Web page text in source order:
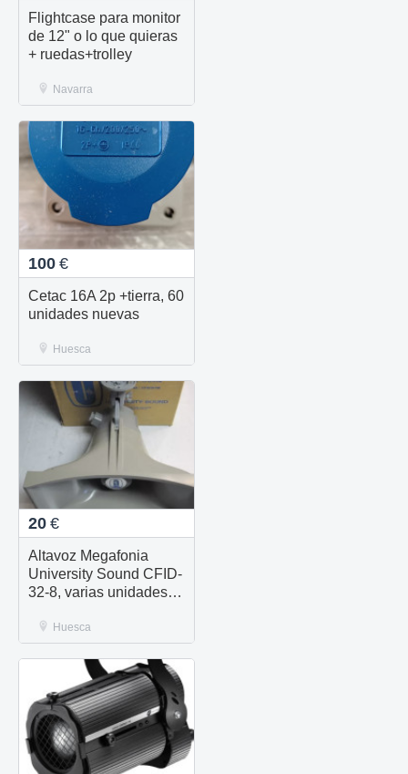
Flightcase para monitor
de 12" o lo que quieras
+ ruedas+trolley
Navarra
100 €
Cetac 16A 2p +tierra, 60
unidades nuevas
Huesca
20 €
Altavoz Megafonia
University Sound CFID-
32-8, varias unidades
Huesca